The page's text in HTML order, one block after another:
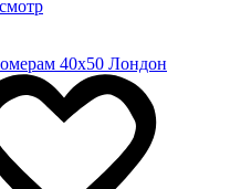
40х50 Лондон